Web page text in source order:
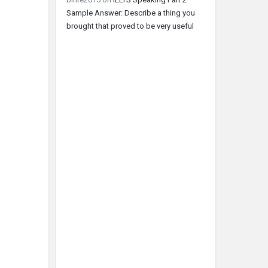
Sample Answer: Describe a thing you
brought that proved to be very useful